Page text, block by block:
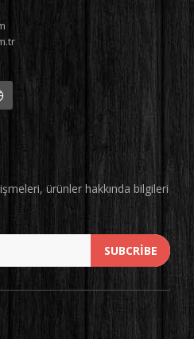
ürünler hakkında bilgileri
SUBCRIBE